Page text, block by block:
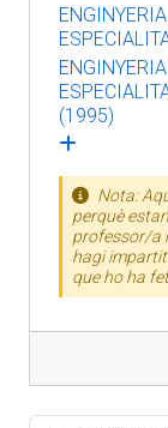
(1995)
Nota:
perquè
professor/a
hagi
que ho ha